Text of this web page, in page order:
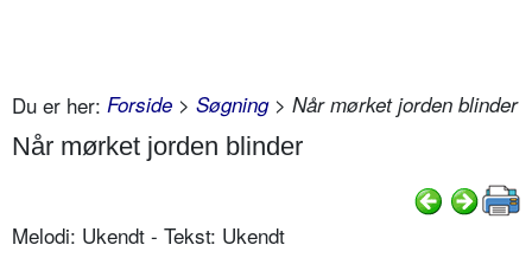
Du er her: Forside > Søgning> Når mørket jorden blinder
Når mørket jorden blinder
Melodi: Ukendt - Tekst: Ukendt